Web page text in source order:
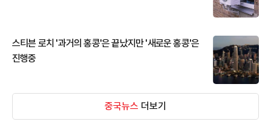
스티븐 로치 '과거의 홍콩'은 끝났지만 '새로운 홍콩'은
진행중
중국뉴스 더보기